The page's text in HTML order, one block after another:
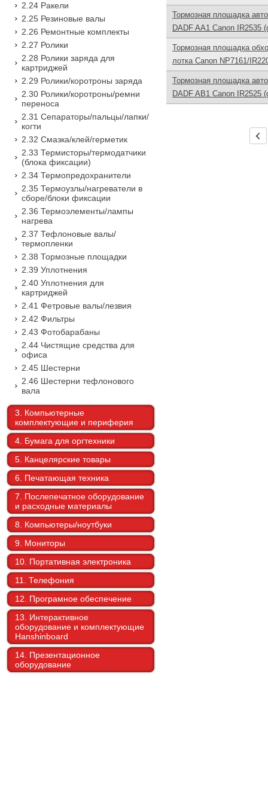
2.24 Ракели
2.25 Резиновые валы
2.26 Ремонтные комплекты
2.27 Ролики
2.28 Ролики заряда для
картриджей
2.29 Ролики/коротроны заряда
2.30 Ролики/коротроны/ремни
переноса
2.31 Сепараторы/пальцы/лапки/
когти
2.32 Смазка/клей/герметик
2.33 Термисторы/термодатчики
(блока фиксации)
2.34 Термопредохранители
2.35 Термоузлы/нагреватели в
сборе/блоки фиксации
2.36 Термоэлементы/лампы
нагрева
2.37 Тефлоновые валы/
термопленки
2.38 Тормозные площадки
2.39 Уплотнения
2.40 Уплотнения для
картриджей
2.41 Фетровые валы/лезвия
2.42 Фильтры
2.43 Фотобарабаны
2.44 Чистящие средства для
офиса
2.45 Шестерни
2.46 Шестерни тефлонового
вала
3. Компьютерные
комплектующие и периферия
4. Бумага для оргтехники
5. Канцелярские товары
6. Печатающая техника
7. Послепечатное оборудование
и расходные материалы
8. Компьютеры/ноутбуки
9. Мониторы
10. Портативная электроника
11. Телефония
12. Програмное обеспечение
13. Интерактивное
оборудование и комплектующие
Hanshinboard
14. Презентационное
оборудование
Тормозная площадка
DADF AA1 Canon IR2535
Тормозная площадка
лотка Canon NP7161/
Тормозная площадка
DADF AB1 Canon IR2525